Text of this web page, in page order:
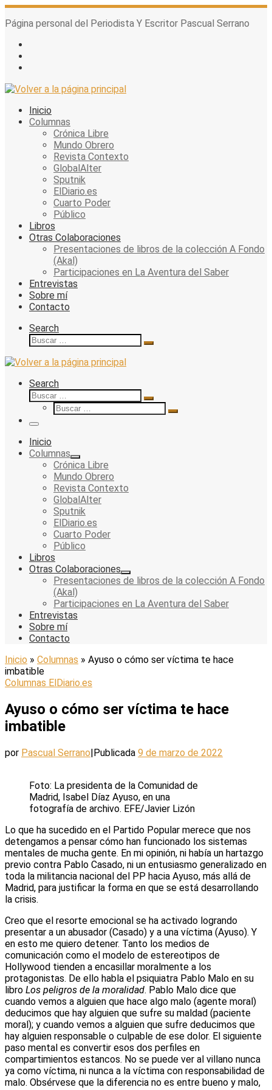
Skip
to
Página personal del Periodista Y Escritor Pascual Serrano
Inicio
Columnas
Crónica Libre
Mundo Obrero
Revista Contexto
GlobalAlter
Sputnik
ElDiario.es
Cuarto Poder
Público
Libros
Otras Colaboraciones
Presentaciones de libros de la colección A Fondo
(Akal)
Participaciones en La Aventura del Saber
Entrevistas
Sobre mí
Contacto
Search
Buscar
Buscar
Search
Buscar
Buscar
…
Buscar
Buscar
Menu
Inicio
Columnas
Crónica Libre
Mundo Obrero
Revista Contexto
GlobalAlter
Sputnik
ElDiario.es
Cuarto Poder
Público
Libros
Otras Colaboraciones
Presentaciones de libros de la colección A Fondo
(Akal)
Participaciones en La Aventura del Saber
Entrevistas
Sobre mí
Contacto
Inicio » Columnas » Ayuso o cómo ser víctima te hace
imbatible
Columnas ElDiario.es
Ayuso o cómo ser víctima te hace
imbatible
por Pascual Serrano|Publicada 9 de marzo de 2022
Foto: La presidenta de la Comunidad de
Madrid, Isabel Díaz Ayuso, en una
fotografía de archivo. EFE/Javier Lizón
Lo que ha sucedido en el Partido Popular merece que nos
detengamos a pensar cómo han funcionado los sistemas
mentales de mucha gente. En mi opinión, ni había un hartazgo
previo contra Pablo Casado, ni un entusiasmo generalizado en
toda la militancia nacional del PP hacia Ayuso, más allá de
Madrid, para justificar la forma en que se está desarrollando
la crisis.
Creo que el resorte emocional se ha activado logrando
presentar a un abusador (Casado) y a una víctima (Ayuso). Y
en esto me quiero detener. Tanto los medios de
comunicación como el modelo de estereotipos de
Hollywood tienden a encasillar moralmente a los
protagonistas. De ello habla el psiquiatra Pablo Malo en su
libro Los peligros de la moralidad. Pablo Malo dice que
cuando vemos a alguien que hace algo malo (agente moral)
deducimos que hay alguien que sufre su maldad (paciente
moral); y cuando vemos a alguien que sufre deducimos que
hay alguien responsable o culpable de ese dolor. El siguiente
paso mental es convertir esos dos perfiles en
compartimientos estancos. No se puede ver al villano nunca
ya como víctima, ni nunca a la víctima con responsabilidad de
malo. Obsérvese que la diferencia no es entre bueno y malo,